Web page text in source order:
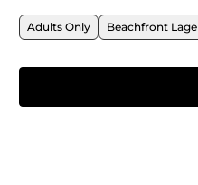
Adults Only Beachfront Lage